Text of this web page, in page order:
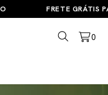
FRETE GRÁTIS
0